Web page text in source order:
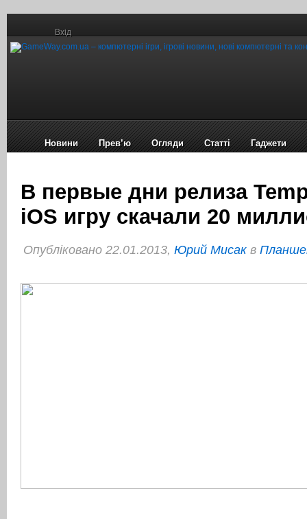
Вхід
Новини Прев’ю Огляди Статті Гаджети
В первые дни релиза
iOS игру скачали 20
Опубліковано 22.01.2013, Юрий Мисак в